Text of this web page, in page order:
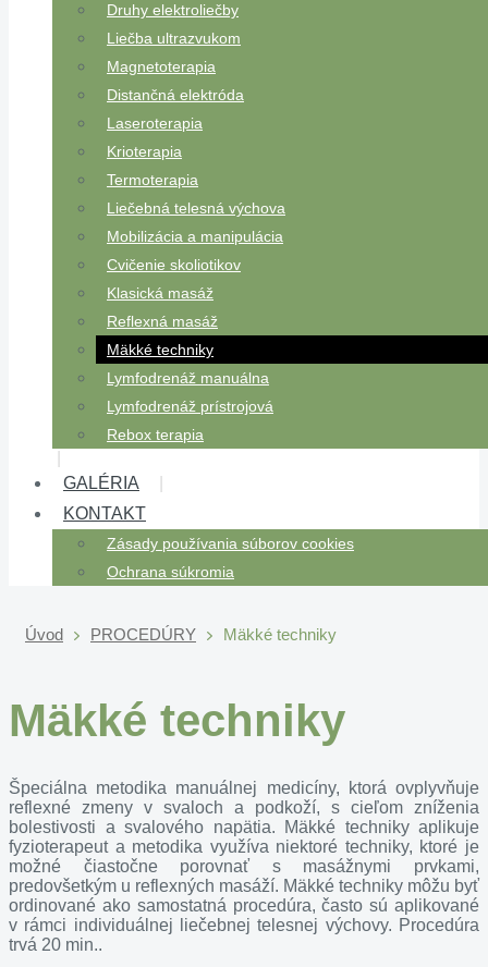
Druhy elektroliečby
Liečba ultrazvukom
Magnetoterapia
Distančná elektróda
Laseroterapia
Krioterapia
Termoterapia
Liečebná telesná výchova
Mobilizácia a manipulácia
Cvičenie skoliotikov
Klasická masáž
Reflexná masáž
Mäkké techniky
Lymfodrenáž manuálna
Lymfodrenáž prístrojová
Rebox terapia
GALÉRIA
KONTAKT
Zásady používania súborov cookies
Ochrana súkromia
Úvod PROCEDÚRY Mäkké techniky
Mäkké techniky
Špeciálna metodika manuálnej medicíny, ktorá ovplyvňuje
reflexné zmeny v svaloch a podkoží, s cieľom zníženia
bolestivosti a svalového napätia. Mäkké techniky aplikuje
fyzioterapeut a metodika využíva niektoré techniky, ktoré je
možné čiastočne porovnať s masážnymi prvkami,
predovšetkým u reflexných masáží. Mäkké techniky môžu byť
ordinované ako samostatná procedúra, často sú aplikované
v rámci individuálnej liečebnej telesnej výchovy. Procedúra
trvá 20 min..